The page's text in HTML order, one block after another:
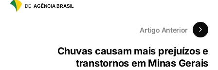
DE AGÊNCIA BRASIL
Artigo Anterior
Chuvas causam mais prejuízos e
transtornos em Minas Gerais